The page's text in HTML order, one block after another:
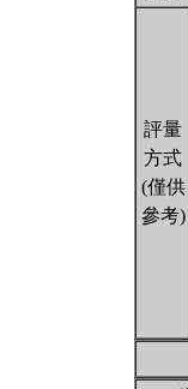
評量
方式
(僅供
參考)